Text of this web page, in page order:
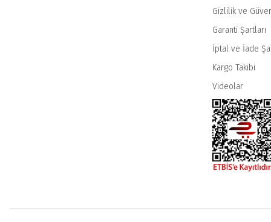
Gizlilik ve
Garanti Şartları
İptal ve İade
Kargo Takibi
Videolar